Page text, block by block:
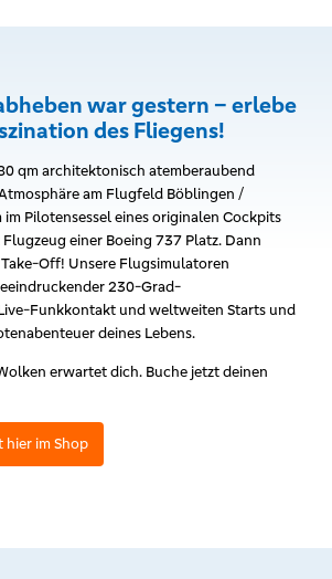
war gestern – erlebe
des Fliegens!
qm architektonisch atemberaubend
am Flugfeld Böblingen /
Pilotensessel eines originalen Cockpits
einer Boeing 737 Platz. Dann
Off! Unsere Flugsimulatoren
230-Grad-
Funkkontakt und weltweiten Starts und
deines Lebens.
erwartet dich. Buche jetzt deinen
hier im Shop